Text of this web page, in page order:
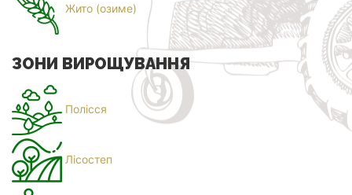
Жито (озиме)
ЗОНИ ВИРОЩУВАННЯ
Полісся
Лісостеп